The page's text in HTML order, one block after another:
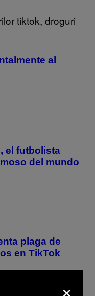
al
el futbolista
del mundo
plaga de
en TikTok
×